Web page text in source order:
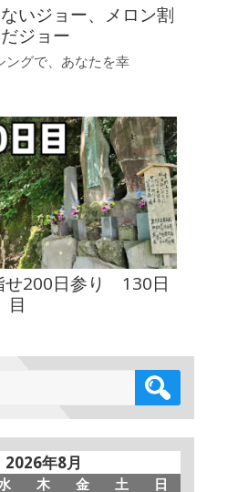
いジョー、メロン割
ジョー
ングで、あなたを幸
200日参り 130日
目
2026年8月
木 金 土 日